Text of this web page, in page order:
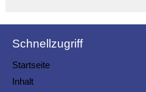
Schnellzugriff
Startseite
Inhalt